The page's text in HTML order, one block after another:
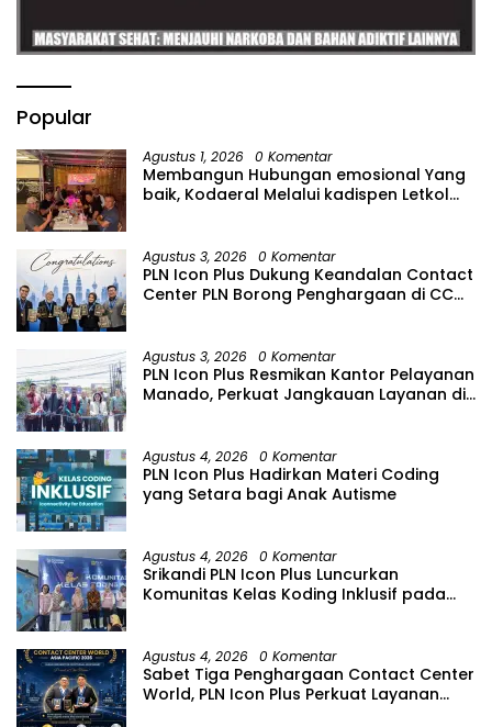
Popular
Agustus 1, 2026 0 Komentar
Membangun Hubungan emosional Yang
baik, Kodaeral Melalui kadispen Letkol
suasana Santai lebih Dekat Dan
Harmonis.
Agustus 3, 2026 0 Komentar
PLN Icon Plus Dukung Keandalan Contact
Center PLN Borong Penghargaan di CCW
Agustus 3, 2026 0 Komentar
PLN Icon Plus Resmikan Kantor Pelayanan
Manado, Perkuat Jangkauan Layanan di
Agustus 4, 2026 0 Komentar
PLN Icon Plus Hadirkan Materi Coding
yang Setara bagi Anak Autisme
Agustus 4, 2026 0 Komentar
Srikandi PLN Icon Plus Luncurkan
Komunitas Kelas Koding Inklusif pada
Agustus 4, 2026 0 Komentar
Sabet Tiga Penghargaan Contact Center
World, PLN Icon Plus Perkuat Layanan